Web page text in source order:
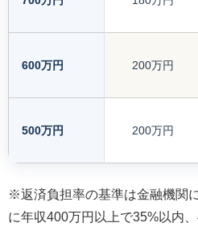
600万円 200万円
500万円 200万円
※返済負担率の基準は金融機関
に年収400万円以上で35%以内